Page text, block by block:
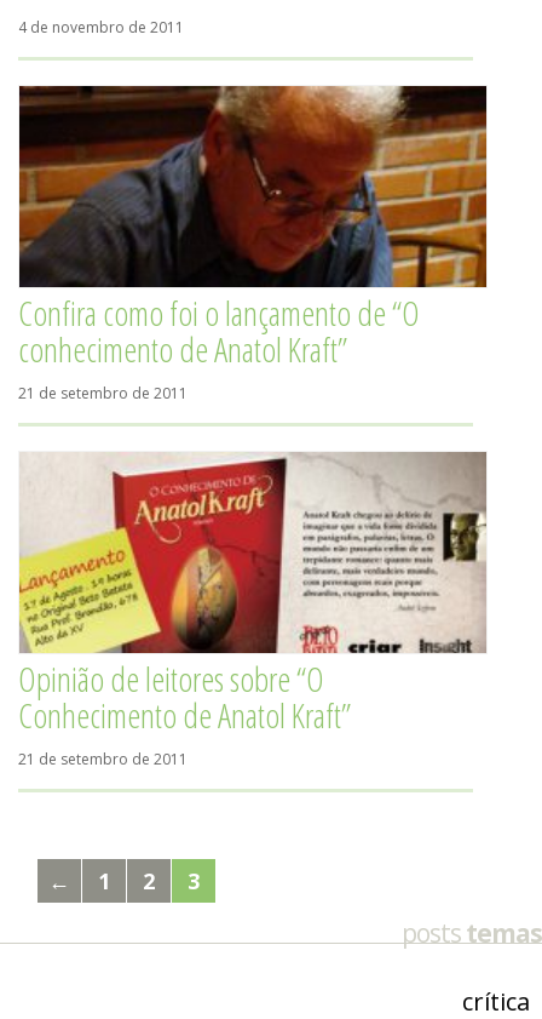
4 de novembro de 2011
Confira como foi o lançamento de “O
conhecimento de Anatol Kraft”
21 de setembro de 2011
Opinião de leitores sobre “O
Conhecimento de Anatol Kraft”
21 de setembro de 2011
← 1 2 3
poststemas
crítica